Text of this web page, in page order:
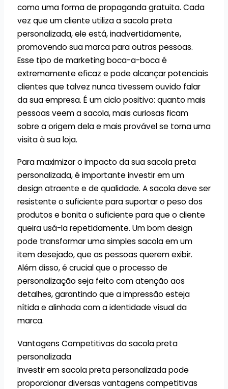
como uma forma de propaganda gratuita. Cada
vez que um cliente utiliza a sacola preta
personalizada, ele está, inadvertidamente,
promovendo sua marca para outras pessoas.
Esse tipo de marketing boca-a-boca é
extremamente eficaz e pode alcançar potenciais
clientes que talvez nunca tivessem ouvido falar
da sua empresa. É um ciclo positivo: quanto mais
pessoas veem a sacola, mais curiosas ficam
sobre a origem dela e mais provável se torna uma
visita à sua loja.
Para maximizar o impacto da sua sacola preta
personalizada, é importante investir em um
design atraente e de qualidade. A sacola deve ser
resistente o suficiente para suportar o peso dos
produtos e bonita o suficiente para que o cliente
queira usá-la repetidamente. Um bom design
pode transformar uma simples sacola em um
item desejado, que as pessoas querem exibir.
Além disso, é crucial que o processo de
personalização seja feito com atenção aos
detalhes, garantindo que a impressão esteja
nítida e alinhada com a identidade visual da
marca.
Vantagens Competitivas da sacola preta
personalizada
Investir em sacola preta personalizada pode
proporcionar diversas vantagens competitivas